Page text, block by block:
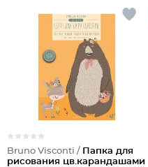
Bruno Visconti / Папка для
рисования цв.карандашами